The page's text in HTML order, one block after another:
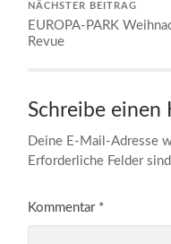
NÄCHSTER BEITRAG
EUROPA-PARK
Revue
Schreibe einen
Deine E-Mail-Adresse
Erforderliche Felder
Kommentar *